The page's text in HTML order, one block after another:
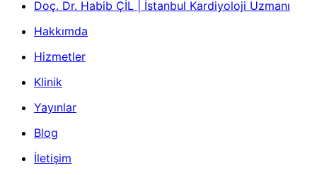
Doç. Dr. Habib ÇİL | İstanbul Kardiyoloji Uzmanı
Hakkımda
Hizmetler
Klinik
Yayınlar
Blog
İletişim